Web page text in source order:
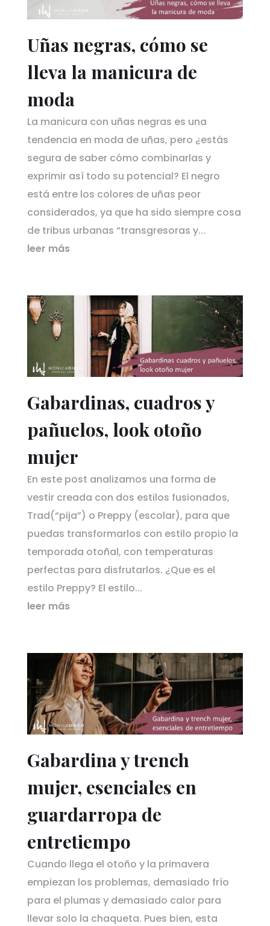
Uñas negras, cómo se
lleva la manicura de
moda
La manicura con uñas negras es una
tendencia en moda de uñas, pero ¿estás
segura de saber cómo combinarlas y
exprimir así todo su potencial? El negro
está entre los colores de uñas peor
considerados, ya que ha sido siempre cosa
de tribus urbanas “transgresoras y...
leer más
Gabardinas, cuadros y
pañuelos, look otoño
mujer
En este post analizamos una forma de
vestir creada con dos estilos fusionados,
Trad(“pija”) o Preppy (escolar), para que
puedas transformarlos con estilo propio la
temporada otoñal, con temperaturas
perfectas para disfrutarlos. ¿Que es el
estilo Preppy? El estilo...
leer más
Gabardina y trench
mujer, esenciales en
guardarropa de
entretiempo
Cuando llega el otoño y la primavera
empiezan los problemas, demasiado frío
para el plumas y demasiado calor para
llevar solo la chaqueta. Pues bien, esta